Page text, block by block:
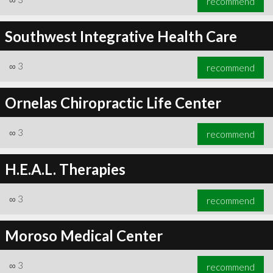
Southwest Integrative Health Care
∞ 3 recommend
Ornelas Chiropractic Life Center
∞ 3 recommend
H.E.A.L. Therapies
∞ 3 recommend
Moroso Medical Center
∞ 3 recommend